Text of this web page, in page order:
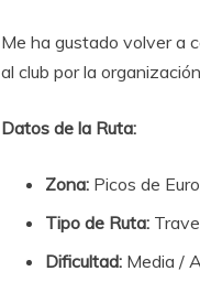
Me ha gustado volver a
al club por la
Datos de la Ruta:
Zona: Picos de
Tipo de Ruta:
Dificultad: Media /